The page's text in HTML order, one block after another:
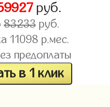
руб.
83233руб.
11098 р.мес.
предоплаты
в 1 клик